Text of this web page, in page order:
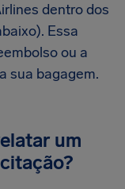
dentro dos
Essa
ou a
sua bagagem.
um